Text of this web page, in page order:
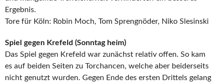
Ergebnis.
Tore für Köln: Robin Moch, Tom Sprengnöder, Niko Slesinski
Spiel gegen Krefeld (Sonntag heim)
Das Spiel gegen Krefeld war zunächst relativ offen. So kam
es auf beiden Seiten zu Torchancen, welche aber beiderseits
nicht genutzt wurden. Gegen Ende des ersten Drittels gelang